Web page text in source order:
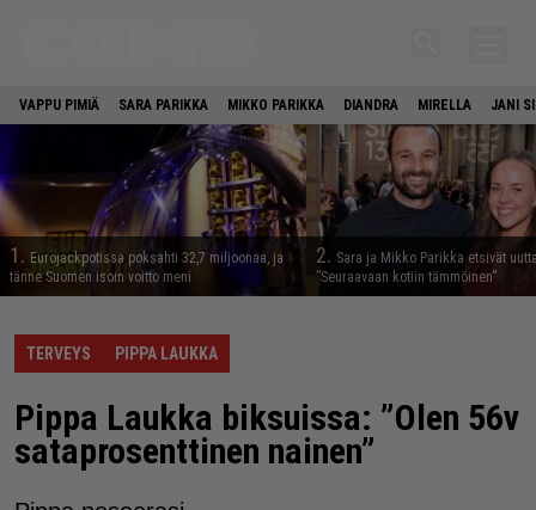
VAPPU PIMIÄ SARA PARIKKA MIKKO PARIKKA DIANDRA MIRELLA JANI
1. Eurojackpotissa poksahti 32,7 miljoonaa, ja
tänne Suomen isoin voitto meni
2. Sara ja Mikko Parikka etsivät
”Seuraavaan kotiin tämmöinen”
TERVEYS PIPPA LAUKKA
Pippa Laukka biksuissa: ”Olen 56v
sataprosenttinen nainen”